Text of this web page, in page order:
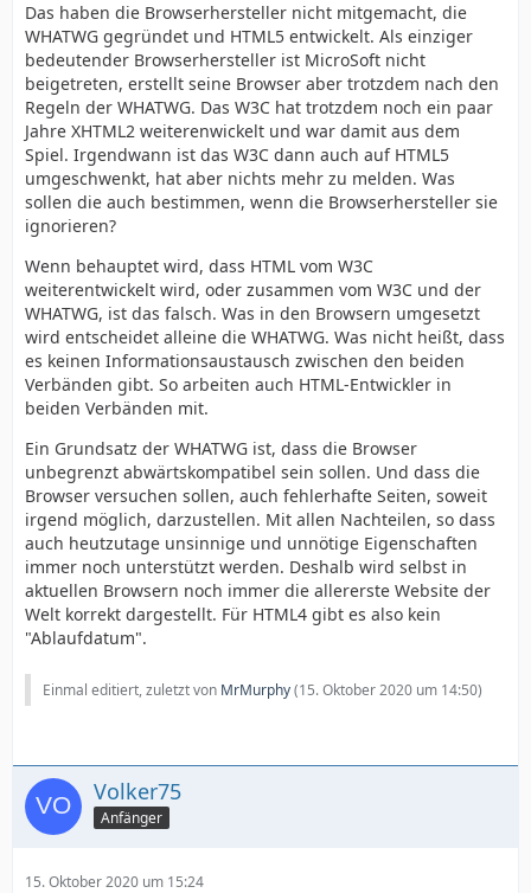
Das haben die Browserhersteller nicht mitgemacht, die
WHATWG gegründet und HTML5 entwickelt. Als einziger
bedeutender Browserhersteller ist MicroSoft nicht
beigetreten, erstellt seine Browser aber trotzdem nach den
Regeln der WHATWG. Das W3C hat trotzdem noch ein paar
Jahre XHTML2 weiterenwickelt und war damit aus dem
Spiel. Irgendwann ist das W3C dann auch auf HTML5
umgeschwenkt, hat aber nichts mehr zu melden. Was
sollen die auch bestimmen, wenn die Browserhersteller sie
ignorieren?
Wenn behauptet wird, dass HTML vom W3C
weiterentwickelt wird, oder zusammen vom W3C und der
WHATWG, ist das falsch. Was in den Browsern umgesetzt
wird entscheidet alleine die WHATWG. Was nicht heißt, dass
es keinen Informationsaustausch zwischen den beiden
Verbänden gibt. So arbeiten auch HTML-Entwickler in
beiden Verbänden mit.
Ein Grundsatz der WHATWG ist, dass die Browser
unbegrenzt abwärtskompatibel sein sollen. Und dass die
Browser versuchen sollen, auch fehlerhafte Seiten, soweit
irgend möglich, darzustellen. Mit allen Nachteilen, so dass
auch heutzutage unsinnige und unnötige Eigenschaften
immer noch unterstützt werden. Deshalb wird selbst in
aktuellen Browsern noch immer die allererste Website der
Welt korrekt dargestellt. Für HTML4 gibt es also kein
"Ablaufdatum".
Einmal editiert, zuletzt von MrMurphy(15. Oktober 2020 um 14:50)
Volker75
Anfänger
15. Oktober 2020 um 15:24